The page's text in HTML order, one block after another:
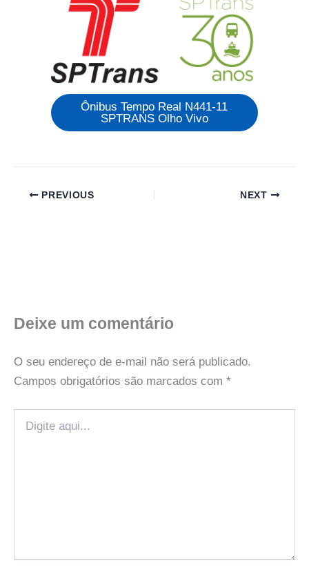
Ônibus Tempo Real N441-11
SPTRANS Olho Vivo
PREVIOUS NEXT
Deixe um comentário
O seu endereço de e-mail não será publicado.
Campos obrigatórios são marcados com *
aqui...